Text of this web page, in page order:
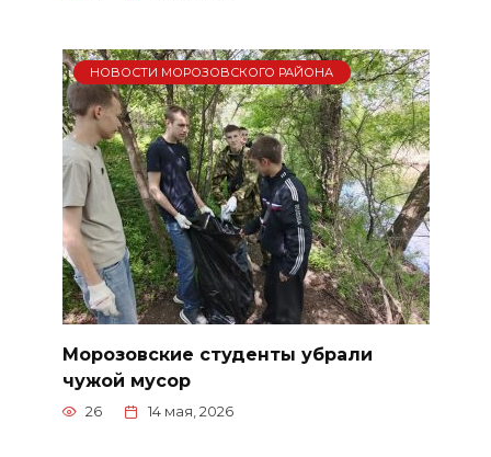
НОВОСТИ МОРОЗОВСКОГО РАЙОНА
Морозовские студенты убрали
чужой мусор
26 14 мая, 2026